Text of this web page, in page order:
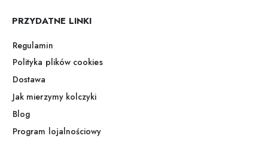
PRZYDATNE LINKI
Regulamin
Polityka plików cookies
Dostawa
Jak mierzymy kolczyki
Blog
Program lojalnościowy